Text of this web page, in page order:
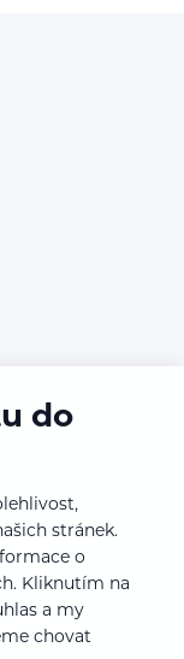
do
stránek.
o
Kliknutím na
a my
chovat